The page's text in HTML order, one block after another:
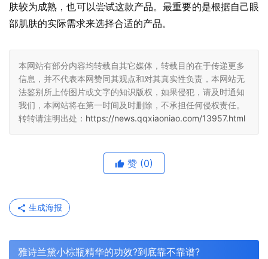
肤较为成熟，也可以尝试这款产品。最重要的是根据自己眼
部肌肤的实际需求来选择合适的产品。
本网站有部分内容均转载自其它媒体，转载目的在于传递更多
信息，并不代表本网赞同其观点和对其真实性负责，本网站无
法鉴别所上传图片或文字的知识版权，如果侵犯，请及时通知
我们，本网站将在第一时间及时删除，不承担任何侵权责任。
转转请注明出处： https://news.qqxiaoniao.com/13957.html
赞 (0)
生成海报
雅诗兰黛小棕瓶精华的功效?到底靠不靠谱?